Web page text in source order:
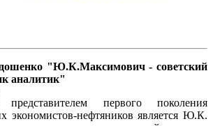
"Ю.К.Максимович - советский
аналитик"
первого поколения
экономистов-нефтяников является Ю.К.